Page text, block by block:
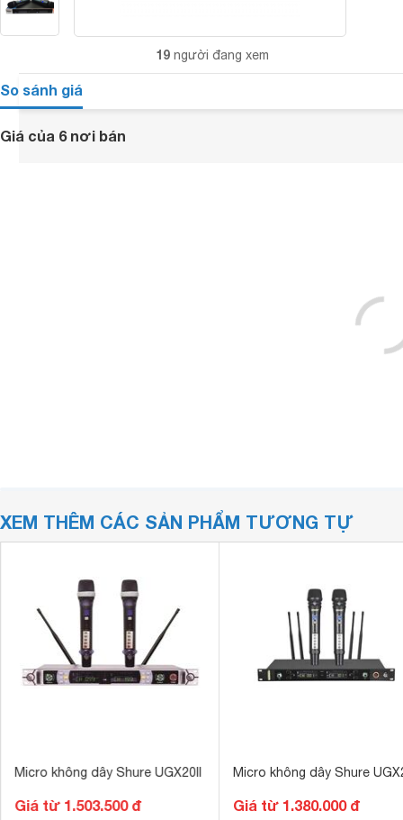
19 người đang xem
So sánh giá
Giá của 6 nơi bán
XEM THÊM CÁC SẢN PHẨM TƯƠNG TỰ
Micro không dây Shure UGX20II
Giá từ 1.503.500 đ
Micro không dây Shure
Giá từ 1.380.000 đ